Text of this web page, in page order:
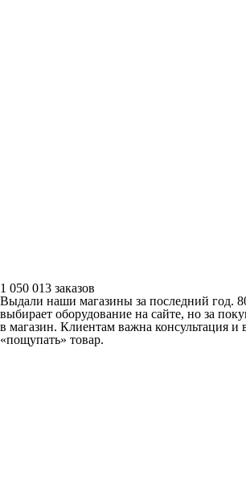
1 050 013 заказов
Выдали наши магазины за последний год.
выбирает оборудование на сайте, но за
в магазин. Клиентам важна консультация и
«пощупать» товар.